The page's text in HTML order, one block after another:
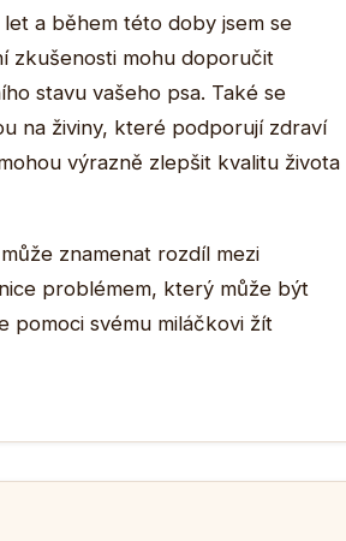
a během této doby jsem se
zkušenosti mohu doporučit
stavu vašeho psa. Také se
na živiny, které podporují zdraví
výrazně zlepšit kvalitu života
znamenat rozdíl mezi
problémem, který může být
pomoci svému miláčkovi žít